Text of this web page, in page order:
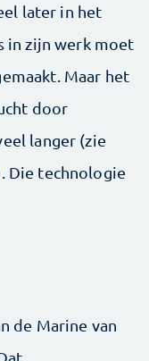
later in het
in zijn werk moet
Maar het
door
langer (zie
Die technologie
de Marine van